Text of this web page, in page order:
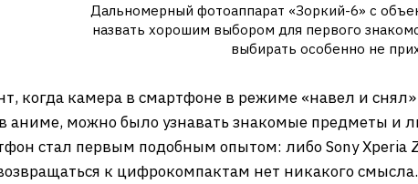
Дальномерный фотоаппарат «Зоркий-6» с
назвать хорошим выбором для первого
выбирать особенно не
когда камера в смартфоне в режиме «навел и
аниме, можно было узнавать знакомые предметы и
стал первым подобным опытом: либо Sony Xperia
к цифрокомпактам нет никакого смысла.